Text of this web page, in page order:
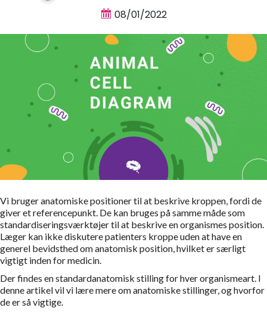
08/01/2022
Vi bruger anatomiske positioner til at beskrive kroppen, fordi de
giver et referencepunkt. De kan bruges på samme måde som
standardiseringsværktøjer til at beskrive en organismes position.
Læger kan ikke diskutere patienters kroppe uden at have en
generel bevidsthed om anatomisk position, hvilket er særligt
vigtigt inden for medicin.
Der findes en standardanatomisk stilling for hver organismeart. I
denne artikel vil vi lære mere om anatomiske stillinger, og hvorfor
de er så vigtige.